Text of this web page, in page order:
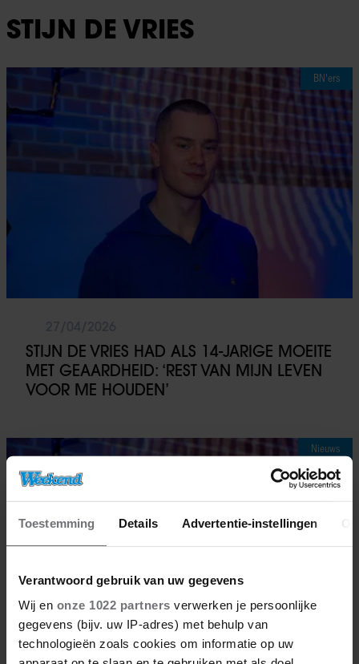
Toestemming Details Advertentie-instellingen
Verantwoord gebruik van uw gegevens
Wij en onze 1022 partners verwerken je persoonlijke
gegevens (bijv. uw IP-adres) met behulp van
technologieën zoals cookies om informatie op uw
STIJN DE VRIES
BN'ers
STIJN DE VRIES HAD ALS 14-JARIGE MOEITE
MET GEAARDHEID: ‘REST VAN MIJN LEVEN
VOOR ME HOUDEN’
Nieuws